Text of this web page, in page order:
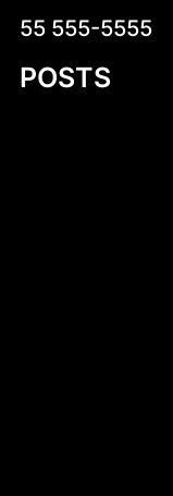
55 555-5555
POSTS